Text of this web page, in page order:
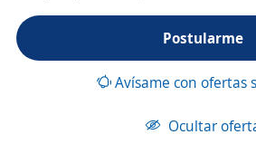
Postularme
Avísame con ofertas
Ocultar